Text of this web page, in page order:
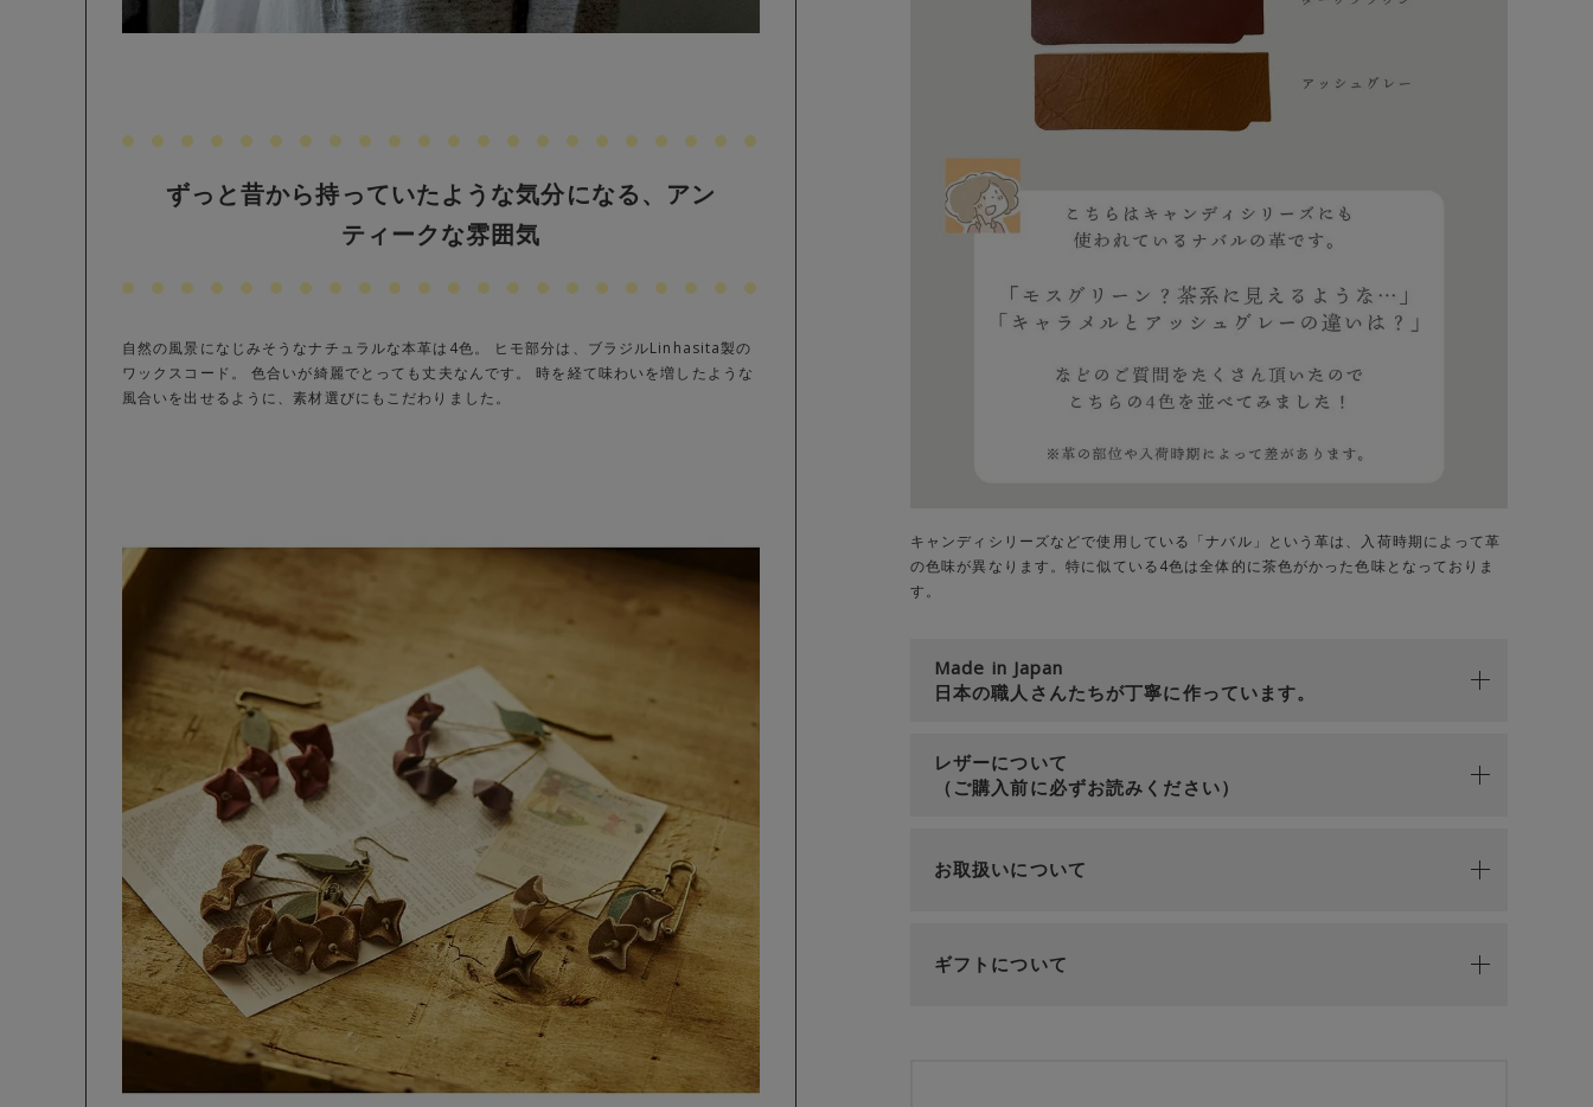
ずっと昔から持っていたような気分になる、アン
ティークな雰囲気
自然の風景になじみそうなナチュラルな本革は4色。 ヒモ部分は、ブラジルLinhasita製の
ワックスコード。 色合いが綺麗でとっても丈夫なんです。 時を経て味わいを増したような
風合いを出せるように、素材選びにもこだわりました。
キャンディシリーズなどで使用している「ナバル」という革は、入荷時期によって革
の色味が異なります。特に似ている4色は全体的に茶色がかった色味となっておりま
す。
Made in Japan
日本の職人さんたちが丁寧に作っています。
レザーについて
（ご購入前に必ずお読みください）
お取扱いについて
ギフトについて